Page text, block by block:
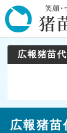
ー
ジ
の
広報猪苗代
広報猪苗